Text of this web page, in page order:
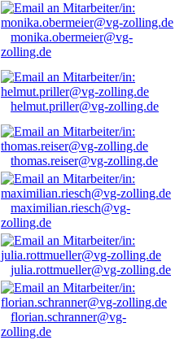
monika.obermeier@vg-
zolling.de
helmut.priller@vg-zolling.de
thomas.reiser@vg-zolling.de
maximilian.riesch@vg-
zolling.de
julia.rottmueller@vg-zolling.de
florian.schranner@vg-
zolling.de